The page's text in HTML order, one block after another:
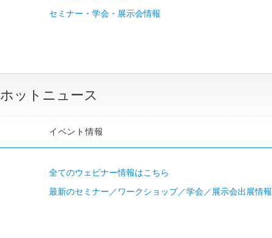
セミナー・学会・展示会情報
ホットニュース
イベント情報
全てのウェビナー情報はこちら
最新のセミナー／ワークショップ／学会／展示会出展情報